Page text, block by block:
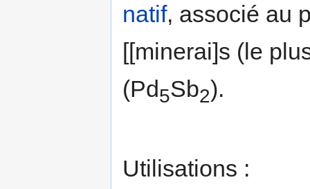
natif, associé au
[[minerai]s (le
(Pd5Sb2).
Utilisations :